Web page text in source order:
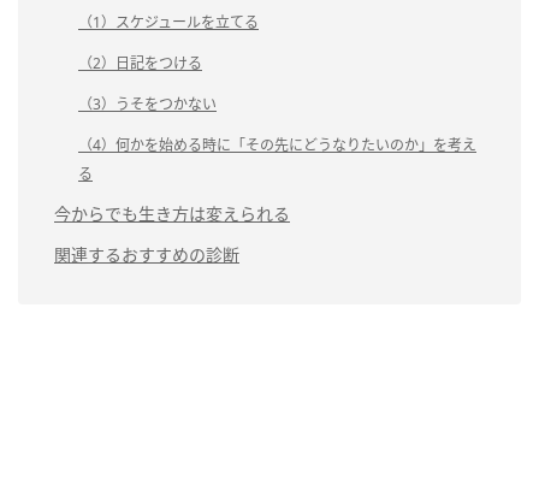
（1）スケジュールを立てる
（2）日記をつける
（3）うそをつかない
（4）何かを始める時に「その先にどうなりたいのか」を考え
る
今からでも生き方は変えられる
関連するおすすめの診断